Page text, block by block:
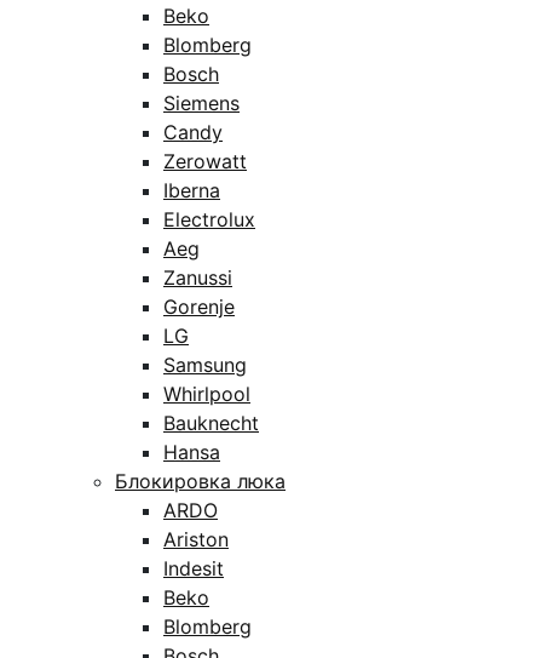
Beko
Blomberg
Bosch
Siemens
Candy
Zerowatt
Iberna
Electrolux
Aeg
Zanussi
Gorenje
LG
Samsung
Whirlpool
Bauknecht
Hansa
Блокировка люка
ARDO
Ariston
Indesit
Beko
Blomberg